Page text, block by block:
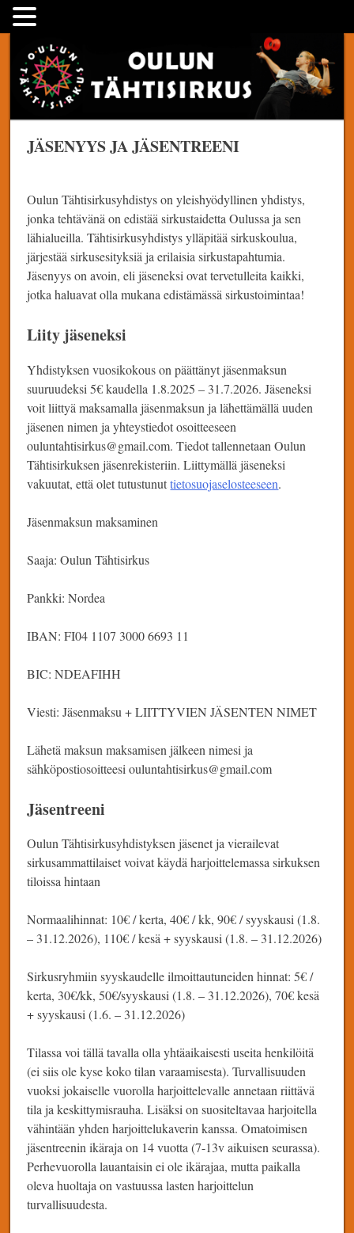
content
Oulun Tähtisirkus
JÄSENYYS JA JÄSENTREENI
Oulun Tähtisirkusyhdistys on yleishyödyllinen yhdistys,
jonka tehtävänä on edistää sirkustaidetta Oulussa ja sen
lähialueilla. Tähtisirkusyhdistys ylläpitää sirkuskoulua,
järjestää sirkusesityksiä ja erilaisia sirkustapahtumia.
Jäsenyys on avoin, eli jäseneksi ovat tervetulleita kaikki,
jotka haluavat olla mukana edistämässä sirkustoimintaa!
Liity jäseneksi
Yhdistyksen vuosikokous on päättänyt jäsenmaksun
suuruudeksi 5€ kaudella 1.8.2025 – 31.7.2026. Jäseneksi
voit liittyä maksamalla jäsenmaksun ja lähettämällä uuden
jäsenen nimen ja yhteystiedot osoitteeseen
ouluntahtisirkus@gmail.com. Tiedot tallennetaan Oulun
Tähtisirkuksen jäsenrekisteriin. Liittymällä jäseneksi
vakuutat, että olet tutustunuttietosuojaselosteeseen.
Jäsenmaksun maksaminen
Saaja: Oulun Tähtisirkus
Pankki: Nordea
IBAN: FI04 1107 3000 6693 11
BIC: NDEAFIHH
Viesti: Jäsenmaksu + LIITTYVIEN JÄSENTEN NIMET
Lähetä maksun maksamisen jälkeen nimesi ja
sähköpostiosoitteesi ouluntahtisirkus@gmail.com
Jäsentreeni
Oulun Tähtisirkusyhdistyksen jäsenet ja vierailevat
sirkusammattilaiset voivat käydä harjoittelemassa sirkuksen
tiloissa hintaan
Normaalihinnat: 10€ / kerta, 40€ / kk, 90€ / syyskausi (1.8.
– 31.12.2026), 110€ / kesä + syyskausi (1.8. – 31.12.2026)
Sirkusryhmiin syyskaudelle ilmoittautuneiden hinnat: 5€ /
kerta, 30€/kk, 50€/syyskausi (1.8. – 31.12.2026), 70€ kesä
+ syyskausi (1.6. – 31.12.2026)
Tilassa voi tällä tavalla olla yhtäaikaisesti useita henkilöitä
(ei siis ole kyse koko tilan varaamisesta). Turvallisuuden
vuoksi jokaiselle vuorolla harjoittelevalle annetaan riittävä
tila ja keskittymisrauha. Lisäksi on suositeltavaa harjoitella
vähintään yhden harjoittelukaverin kanssa. Omatoimisen
jäsentreenin ikäraja on 14 vuotta (7-13v aikuisen seurassa).
Perhevuorolla lauantaisin ei ole ikärajaa, mutta paikalla
oleva huoltaja on vastuussa lasten harjoittelun
turvallisuudesta.